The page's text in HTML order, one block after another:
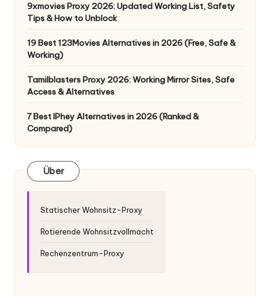
9xmovies Proxy 2026: Updated Working List, Safety
Tips & How to Unblock
19 Best 123Movies Alternatives in 2026 (Free, Safe &
Working)
Tamilblasters Proxy 2026: Working Mirror Sites, Safe
Access & Alternatives
7 Best IPhey Alternatives in 2026 (Ranked &
Compared)
Über
Statischer Wohnsitz-Proxy
Rotierende Wohnsitzvollmacht
Rechenzentrum-Proxy